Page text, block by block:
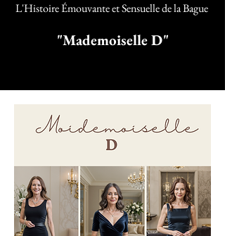
L'Histoire Émouvante et Sensuelle de la Bague
"Mademoiselle D"